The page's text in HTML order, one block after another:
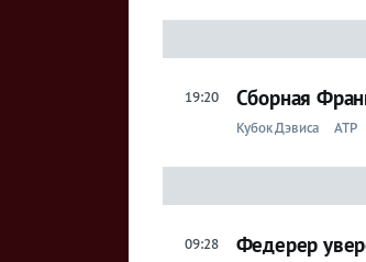
19:20 Сборная
Кубок Дэвиса ATP
09:28 Федерер